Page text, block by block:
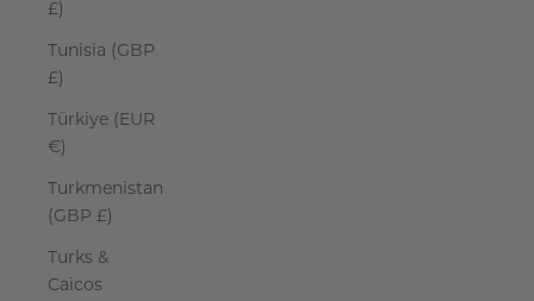
£)
Tunisia (GBP
£)
Türkiye (EUR
€)
Turkmenistan
(GBP £)
Turks &
Caicos